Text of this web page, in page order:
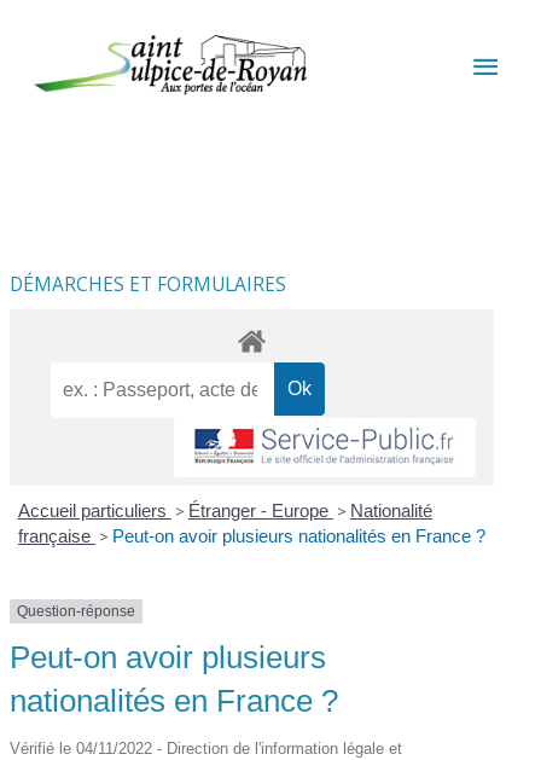
DÉMARCHES ET FORMULAIRES
Accueil particuliers > Étranger - Europe > Nationalité
française > Peut-on avoir plusieurs nationalités en France ?
Question-réponse
Peut-on avoir plusieurs
nationalités en France ?
Vérifié le 04/11/2022 - Direction de l'information légale et